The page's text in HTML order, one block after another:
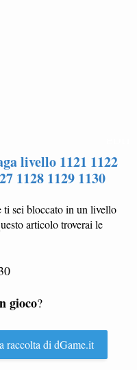
livello 1121 1122
1128 1129 1130
ti sei bloccato in un livello
articolo troverai le
gioco?
raccolta di dGame.it